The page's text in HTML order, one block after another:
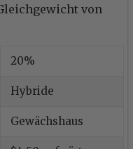
von
20%
Hybride
Gewächshaus